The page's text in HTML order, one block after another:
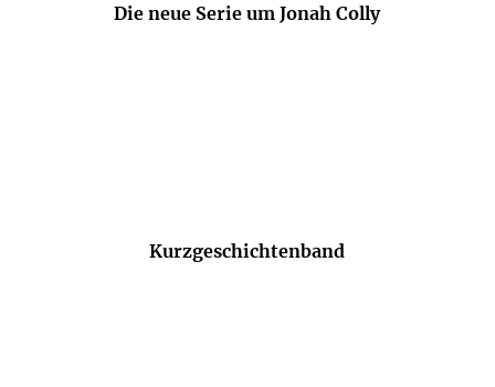
Die neue Serie um Jonah Colly
Kurzgeschichtenband